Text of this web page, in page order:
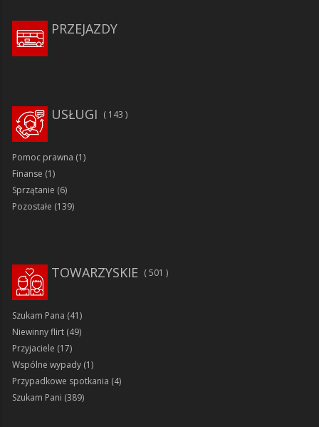
PRZEJAZDY
143
USŁUGI
Pomoc prawna (1)
Finanse (1)
Sprzątanie (6)
Pozostałe (139)
TOWARZYSKIE 501
Szukam Pana (41)
Niewinny flirt (49)
Przyjaciele (17)
Wspólne wypady (1)
Przypadkowe spotkania (4)
Szukam Pani (389)